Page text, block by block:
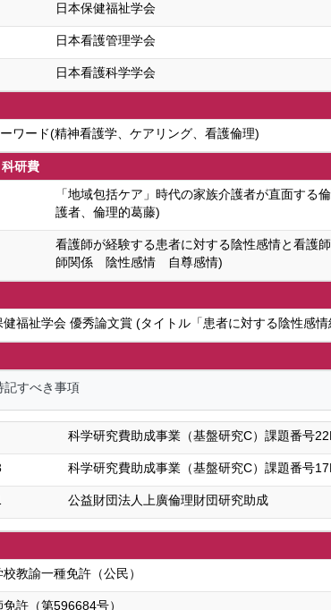
日本保健福祉学会
日本看護管理学会
日本看護科学学会
ワード(精神看護学、ケアリング、看護倫理)
研費
「地域包括ケア」時代の家族介護者が直面す
護者、倫理的葛藤)
看護師が経験する患者に対する陰性感情と看
師関係 陰性感情 自尊感情)
健福祉学会 優秀論文賞 (タイトル「患者に対する陰性感
記すべき事項
科学研究費助成事業（基盤研究C）課題番号
科学研究費助成事業（基盤研究C）課題番号
公益財団法人上廣倫理財団研究助成
教諭一種免許（公民）
許（第596684号）